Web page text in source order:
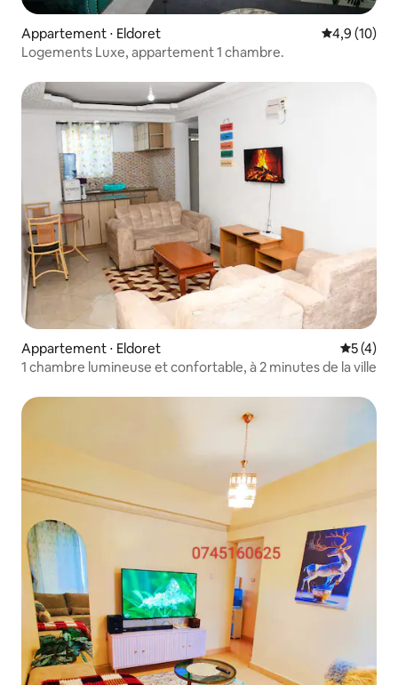
Appartement ⋅ Eldoret Évaluation
4,9 (10)
Logements Luxe, appartement 1 chambre.
Appartement ⋅ Eldoret
5 (4)
1 chambre lumineuse et confortable, à 2 minutes de la ville